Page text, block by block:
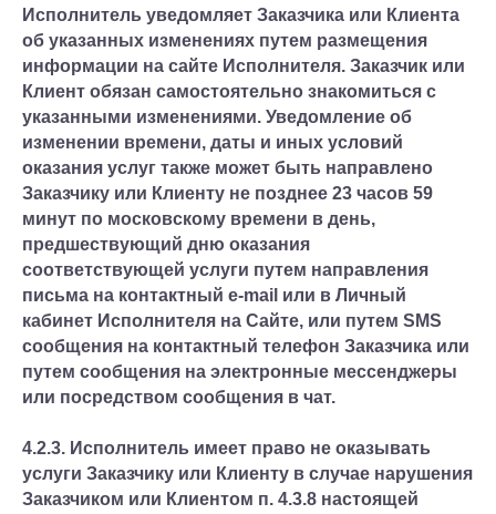
Исполнитель уведомляет Заказчика или Клиента
об указанных изменениях путем размещения
информации на сайте Исполнителя. Заказчик или
Клиент обязан самостоятельно знакомиться с
указанными изменениями. Уведомление об
изменении времени, даты и иных условий
оказания услуг также может быть направлено
Заказчику или Клиенту не позднее 23 часов 59
минут по московскому времени в день,
предшествующий дню оказания
соответствующей услуги путем направления
письма на контактный e-mail или в Личный
кабинет Исполнителя на Сайте, или путем SMS
сообщения на контактный телефон Заказчика или
путем сообщения на электронные мессенджеры
или посредством сообщения в чат.
4.2.3. Исполнитель имеет право не оказывать
услуги Заказчику или Клиенту в случае нарушения
Заказчиком или Клиентом п. 4.3.8 настоящей